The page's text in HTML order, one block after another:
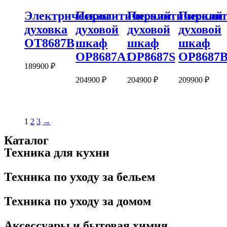
Электрическая
духовка
OT8687B
189900 ₽
Пиролитический
духовой
шкаф
OP8687A1
204900₽
Пиролитический
духовой
шкаф
OP8687S
204900 ₽
духовой
шкаф
209900 ₽
1 2 3 →
Каталог
Техника для кухни
Техника по уходу за бельем
Техника по уходу за домом